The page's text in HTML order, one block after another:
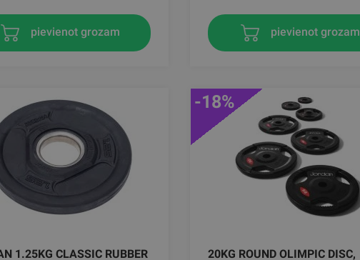
pievienot grozam pievienot grozam
1.25KG CLASSIC RUBBER
20KG ROUND OLIMPIC DISC,
-18%